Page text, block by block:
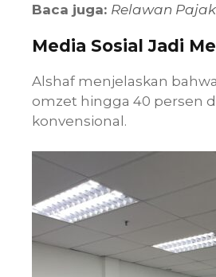
Baca juga: Relawan
Media Sosial Jadi
Alshaf menjelaskan
omzet hingga 40 persen
konvensional.